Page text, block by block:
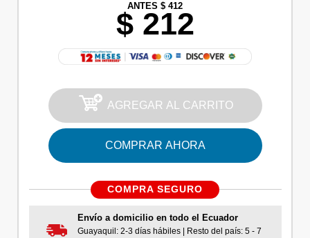
ANTES $ 412
$ 212
AGREGAR AL CARRITO
COMPRAR AHORA
COMPRA SEGURO
Envío a domicilio en todo el Ecuador
Guayaquil: 2-3 días hábiles | Resto del país: 5 - 7